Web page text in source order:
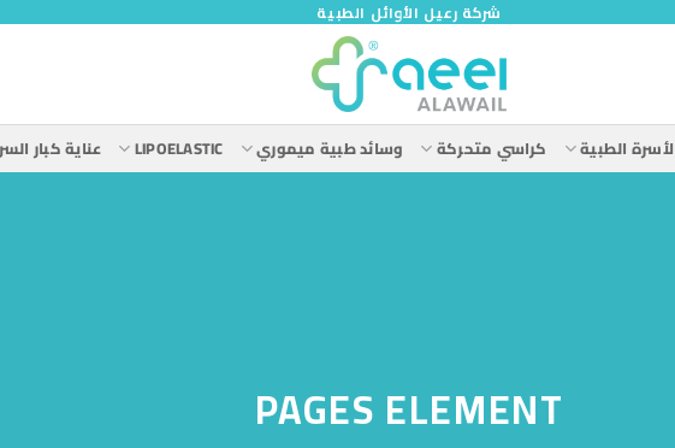
شركة رعيل الأوائل الطبية
الطبية كراسي متحركة وسائد طبية ميموري LIPOELASTIC عناية كبار
PAGES ELEMENT